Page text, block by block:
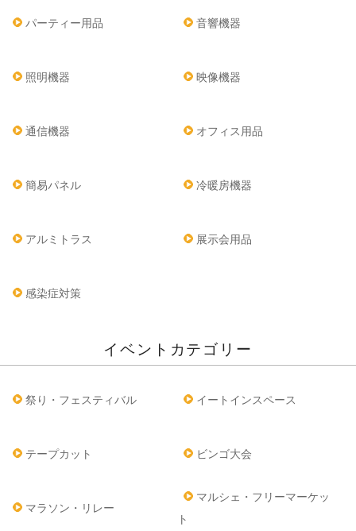
パーティー用品 音響機器
照明機器 映像機器
通信機器 オフィス用品
簡易パネル 冷暖房機器
アルミトラス 展示会用品
感染症対策
イベントカテゴリー
祭り・フェスティバル イートインスペース
テープカット ビンゴ大会
マラソン・リレー
マルシェ・フリーマーケッ
ト